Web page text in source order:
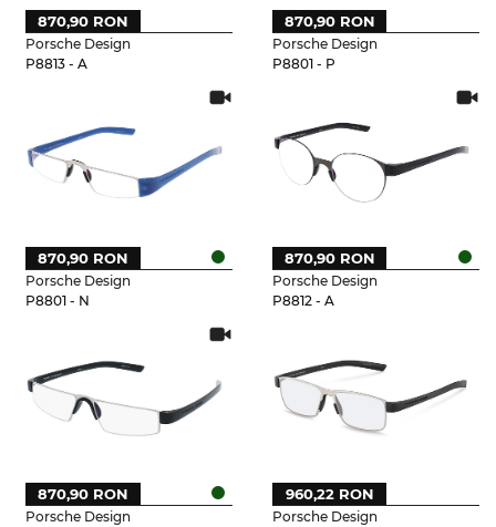
Porsche Design
P8813 - A
870,90 RON
Porsche Design
P8801 - P
870,90 RON
Porsche Design
P8801 - N
870,90 RON
Porsche Design
P8812 - A
870,90 RON
Porsche Design
870,90 RON
Porsche Design
960,22 RON